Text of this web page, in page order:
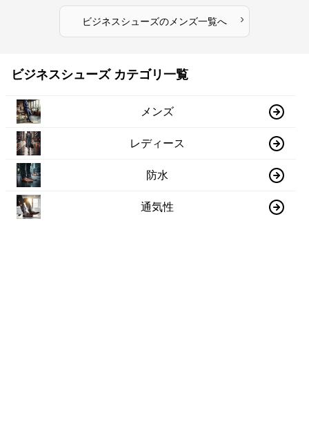
ビジネスシューズのメンズ一覧へ ›
ビジネスシューズ カテゴリ一覧
メンズ
レディース
防水
通気性